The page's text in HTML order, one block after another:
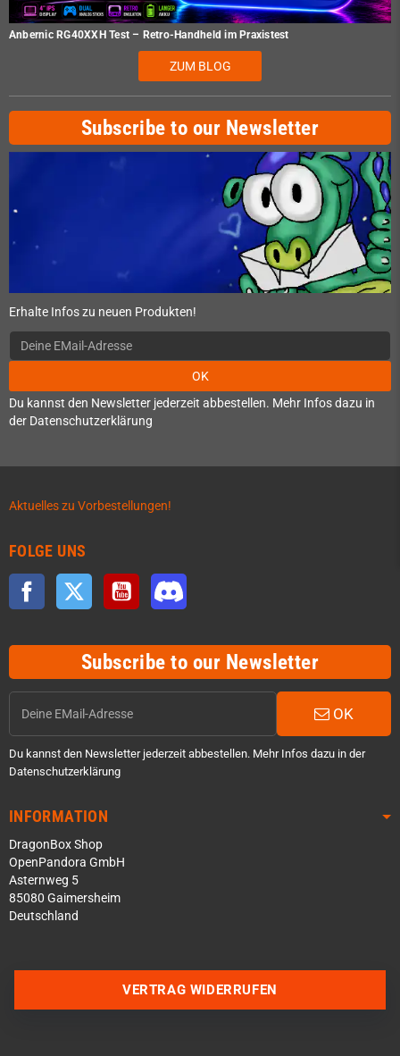
Anbernic RG40XXH Test – Retro-Handheld im Praxistest
ZUM BLOG
Subscribe to our Newsletter
Erhalte Infos zu neuen Produkten!
OK
Du kannst den Newsletter jederzeit abbestellen. Mehr Infos dazu in
der Datenschutzerklärung
Aktuelles zu Vorbestellungen!
FOLGE UNS
Facebook Twitter YouTube
Subscribe to our Newsletter
OK
Du kannst den Newsletter jederzeit abbestellen. Mehr Infos dazu in der
Datenschutzerklärung
INFORMATION
DragonBox Shop
OpenPandora GmbH
Asternweg 5
85080 Gaimersheim
Deutschland
VERTRAG WIDERRUFEN